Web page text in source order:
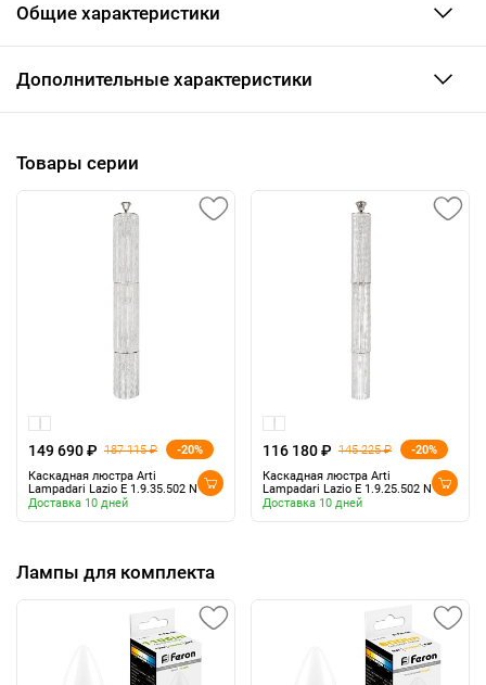
Общие характеристики
Дополнительные характеристики
Товары серии
149 690 ₽ 187 115 ₽
-20%
Каскадная люстра Arti
Lampadari Lazio E 1.9.35.502 N
Доставка 10 дней
116 180 ₽ 145 225 ₽
-20%
Каскадная люстра Arti
Lampadari Lazio E 1.9.25.502 N
Доставка 10 дней
Лампы для комплекта